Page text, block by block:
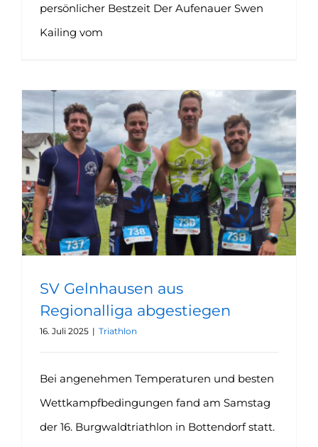
persönlicher Bestzeit Der Aufenauer Swen
Kailing vom
SV Gelnhausen aus
Regionalliga abgestiegen
16. Juli 2025 | Triathlon
Bei angenehmen Temperaturen und besten
Wettkampfbedingungen fand am Samstag
der 16. Burgwaldtriathlon in Bottendorf statt.